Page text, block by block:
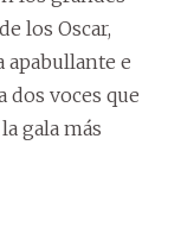
los Oscar,
apabullante e
dos voces que
gala más